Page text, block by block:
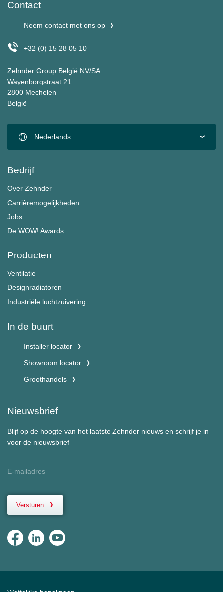
Contact
Neem contact met ons op
+32 (0) 15 28 05 10
Zehnder Group België NV/SA
Wayenborgstraat 21
2800 Mechelen
België
Nederlands
Bedrijf
Over Zehnder
Carrièremogelijkheden
Jobs
De WOW! Awards
Producten
Ventilatie
Designradiatoren
Industriële luchtzuivering
In de buurt
Installer locator
Showroom locator
Groothandels
Nieuwsbrief
Blijf op de hoogte van het laatste Zehnder nieuws en schrijf je in
voor de nieuwsbrief
Versturen